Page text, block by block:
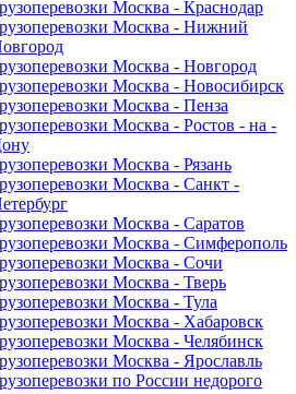
Москва - Краснодар
Москва - Нижний
Москва - Новгород
Москва - Новосибирск
Москва - Пенза
Москва - Ростов - на -
Москва - Рязань
Москва - Санкт -
Москва - Саратов
Москва - Симферополь
Москва - Сочи
Москва - Тверь
Москва - Тула
Москва - Хабаровск
Москва - Челябинск
Москва - Ярославль
по России недорого